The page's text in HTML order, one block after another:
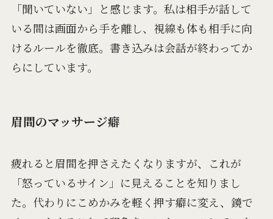
「聞いていない」と感じます。私は相手が話して
いる間は画面から手を離し、視線も体も相手に向
けるルールを徹底。書き込みは会話が終わってか
らにしています。
眉間のマッサージ癖
疲れると眉間を押さえたくなりますが、これが
「怒っているサイン」に見えることを知りまし
た。代わりにこめかみを軽く押す癖に変え、鏡で